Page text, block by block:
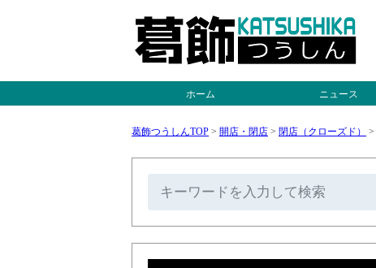
ホーム ニュース
葛飾つうしんTOP > 開店・閉店 > 閉店（クローズド） >